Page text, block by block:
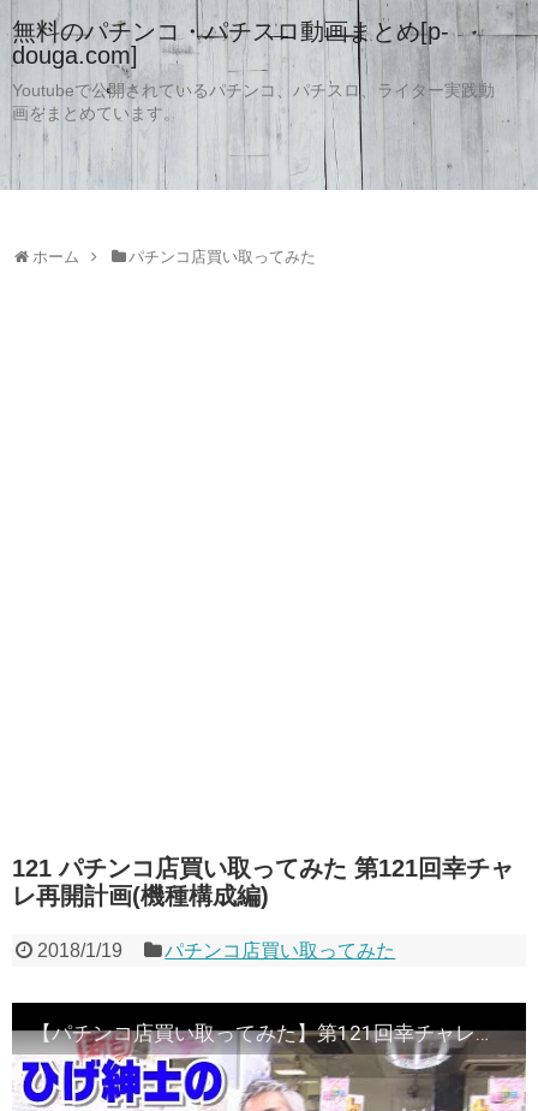
無料のパチンコ・パチスロ動画まとめ[p-
douga.com]
Youtubeで公開されているパチンコ、パチスロ、ライター実践動
画をまとめています。
ホーム パチンコ店買い取ってみた
121 パチンコ店買い取ってみた 第121回幸チャ
レ再開計画(機種構成編)
2018/1/19 パチンコ店買い取ってみた
【パチンコ店買い取ってみた】第121回幸チャレ再開計画(機種構成編)